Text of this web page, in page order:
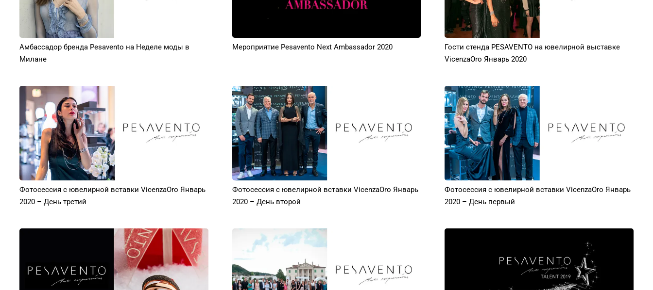
Амбассадор бренда Pesavento на Неделе моды в
Милане
Мероприятие Pesavento Next Ambassador 2020
Гости стенда PESAVENTO на ювелирной выставке
VicenzaOro Январь 2020
Фотосессия с ювелирной вставки VicenzaOro Январь
2020 – День третий
Фотосессия с ювелирной вставки VicenzaOro Январь
2020 – День второй
Фотосессия с ювелирной вставки VicenzaOro Январь
2020 – День первый